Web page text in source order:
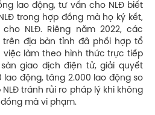
lao động, tư vấn cho NLĐ biết
trong hợp đồng mà họ ký kết,
NLĐ. Riêng năm 2022, các
trên địa bàn tỉnh đã phối hợp tổ
làm theo hình thức trực tiếp
giao dịch điện tử, giải quyết
động, tăng 2.000 lao động so
tránh rủi ro pháp lý khi không
mà vi phạm.